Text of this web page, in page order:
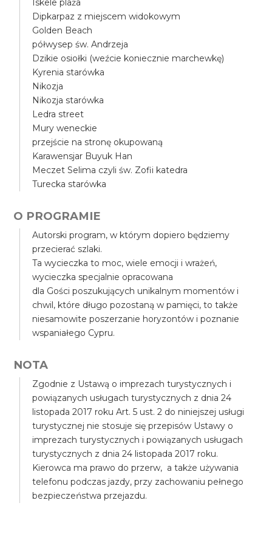
Iskele plaża
Dipkarpaz z miejscem widokowym
Golden Beach
półwysep św. Andrzeja
Dzikie osiołki (weźcie koniecznie marchewkę)
Kyrenia starówka
Nikozja
Nikozja starówka
Ledra street
Mury weneckie
przejście na stronę okupowaną
Karawensjar Buyuk Han
Meczet Selima czyli św. Zofii katedra
Turecka starówka
O PROGRAMIE
Autorski program, w którym dopiero będziemy
przecierać szlaki.
Ta wycieczka to moc, wiele emocji i wrażeń,
wycieczka specjalnie opracowana
dla Gości poszukujących unikalnym momentów i
chwil, które długo pozostaną w pamięci, to także
niesamowite poszerzanie horyzontów i poznanie
wspaniałego Cypru.
NOTA
Zgodnie z Ustawą o imprezach turystycznych i
powiązanych usługach turystycznych z dnia 24
listopada 2017 roku Art. 5 ust. 2 do niniejszej usługi
turystycznej nie stosuje się przepisów Ustawy o
imprezach turystycznych i powiązanych usługach
turystycznych z dnia 24 listopada 2017 roku.
Kierowca ma prawo do przerw, a także używania
telefonu podczas jazdy, przy zachowaniu pełnego
bezpieczeństwa przejazdu.